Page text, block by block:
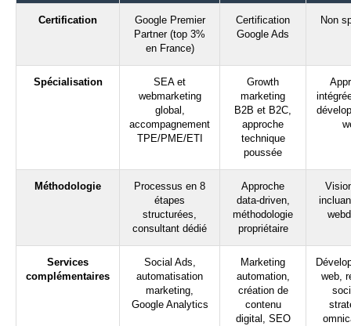
Certification
Google Premier
Partner (top 3%
en France)
Certification
Google Ads
Non
Spécialisation
SEA et
webmarketing
global,
accompagnement
TPE/PME/ETI
Growth
marketing
B2B et B2C,
approche
technique
poussée
Méthodologie
Processus en 8
étapes
structurées,
consultant dédié
Approche
data-driven,
méthodologie
propriétaire
Services
complémentaires
Social Ads,
automatisation
marketing,
Google Analytics
Marketing
automation,
création de
contenu
digital, SEO
web,